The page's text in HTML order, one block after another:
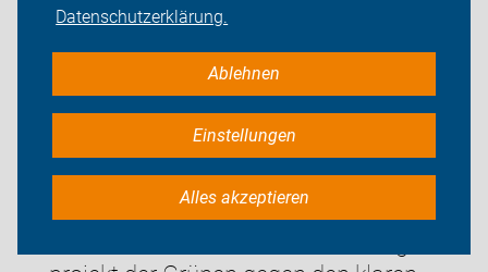
Datenschutzerklärung.
Ablehnen
Einstellungen
Alles akzeptieren
Gestaltungskooperation aus CDU und
Die wiederholte Niederlage vor
Gericht ist der letzte Weckruf. Es ist
nicht hinnehmbar, dass auf Kosten
der Anwohner und Gewerbe­